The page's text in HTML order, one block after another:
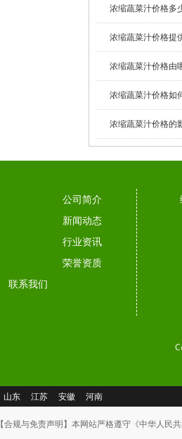
浓缩蔬菜汁价格多
浓缩蔬菜汁价格提
浓缩蔬菜汁价格由
浓缩蔬菜汁价格如
浓缩蔬菜汁价格的
公司简介
新闻动态
行业资讯
荣誉资质
联系我们
山东 江苏 安徽 河南
【合规与免责声明】本网站严格遵守《中华人民